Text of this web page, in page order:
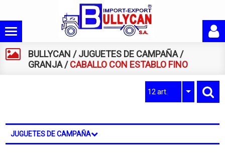
BULLYCAN /JUGUETES DE CAMPAÑA/
GRANJA/CABALLO CON ESTABLO FINO
12 art.
JUGUETES DE CAMPAÑA